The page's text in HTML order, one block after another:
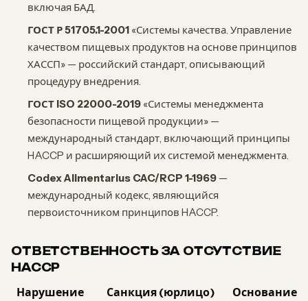
включая БАД.
ГОСТ Р 51705.1-2001 «Системы качества. Управление
качеством пищевых продуктов на основе принципов
ХАССП» — российский стандарт, описывающий
процедуру внедрения.
ГОСТ ISO 22000-2019 «Системы менеджмента
безопасности пищевой продукции» —
международный стандарт, включающий принципы
HACCP и расширяющий их системой менеджмента.
Codex Alimentarius CAC/RCP 1-1969 —
международный кодекс, являющийся
первоисточником принципов HACCP.
ОТВЕТСТВЕННОСТЬ ЗА ОТСУТСТВИЕ
HACCP
Нарушение
Санкция (юрлицо)
Основание